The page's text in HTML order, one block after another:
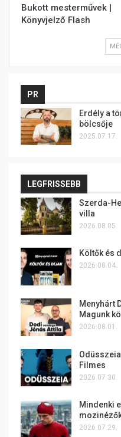
Bukott mesterművek |
Könyvjelző Flash
PR
Erdély a
bölcsője
2025.07.17.
LEGFRISSEBB
Szerda-
villa
2026.08.05.
Költők és
2026.08.04.
Menyhárt
Magunk
2026.08.01.
Filmes
2026.07.30.
Mindenki
2026.07.29.